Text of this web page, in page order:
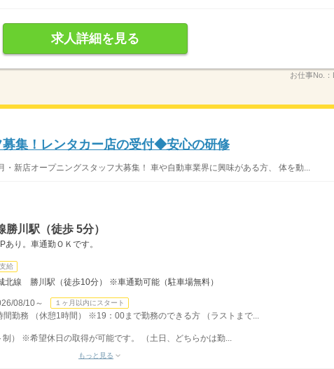
求人詳細を見る
お仕事No.：
集！レンタカー店の受付◆安心の研修
新店オープニングスタッフ大募集！ 車や自動車業界に興味がある方、 体を動...
川駅（徒歩 5分）
り。車通勤ＯＫです。
給
線 勝川駅（徒歩10分） ※車通勤可能（駐車場無料）
08/10～ １ヶ月以内にスタート
勤務 （休憩1時間） ※19：00まで勤務のできる方 （ラストまで...
制） ※希望休日の取得が可能です。 （土日、どちらかは勤...
もっと見る